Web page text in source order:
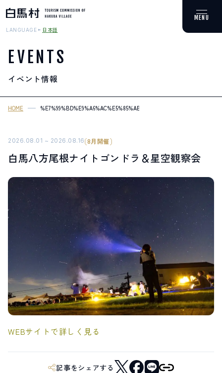
MOUNTAIN & TREKKING
登山・トレッキング
スキー場
HOT SPRING
温泉
SPOTS
スポット紹介
ライブカメラ
RECOMMENDATION
おすすめ情報
ABOUT HAKUBA
白馬村について
EVENTS
イベント情報
INFORMATION
お知らせ
MEISTER TOUR
マイスターツアー
STAY ACTIVITIES
HAKUBA ORIGINAL
FURUSATO TAX
LANGUAGE 日本語
EVENTS
イベント情報
HOME
2026.08.01 ~ 2026.08.16 8月開催
白馬八方尾根ナイトゴンドラ＆星空観察会
WEBサイトで詳しく見る
記事をシェアする